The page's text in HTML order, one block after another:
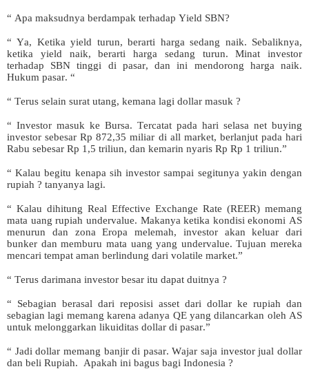
“ Apa maksudnya berdampak terhadap Yield SBN?
“ Ya, Ketika yield turun, berarti harga sedang naik. Sebaliknya,
ketika yield naik, berarti harga sedang turun. Minat investor
terhadap SBN tinggi di pasar, dan ini mendorong harga naik.
Hukum pasar. “
“ Terus selain surat utang, kemana lagi dollar masuk ?
“ Investor masuk ke Bursa. Tercatat pada hari selasa net buying
investor sebesar Rp 872,35 miliar di all market, berlanjut pada hari
Rabu sebesar Rp 1,5 triliun, dan kemarin nyaris Rp Rp 1 triliun.”
“ Kalau begitu kenapa sih investor sampai segitunya yakin dengan
rupiah ? tanyanya lagi.
“ Kalau dihitung Real Effective Exchange Rate (REER) memang
mata uang rupiah undervalue. Makanya ketika kondisi ekonomi AS
menurun dan zona Eropa melemah, investor akan keluar dari
bunker dan memburu mata uang yang undervalue. Tujuan mereka
mencari tempat aman berlindung dari volatile market.”
“ Terus darimana investor besar itu dapat duitnya ?
“ Sebagian berasal dari reposisi asset dari dollar ke rupiah dan
sebagian lagi memang karena adanya QE yang dilancarkan oleh AS
untuk melonggarkan likuiditas dollar di pasar.”
“ Jadi dollar memang banjir di pasar. Wajar saja investor jual dollar
dan beli Rupiah. Apakah ini bagus bagi Indonesia ?